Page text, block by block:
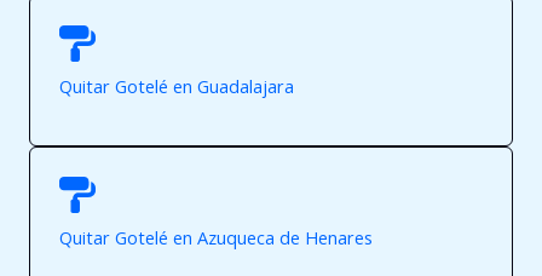
Quitar Gotelé en Guadalajara
Quitar Gotelé en Azuqueca de Henares